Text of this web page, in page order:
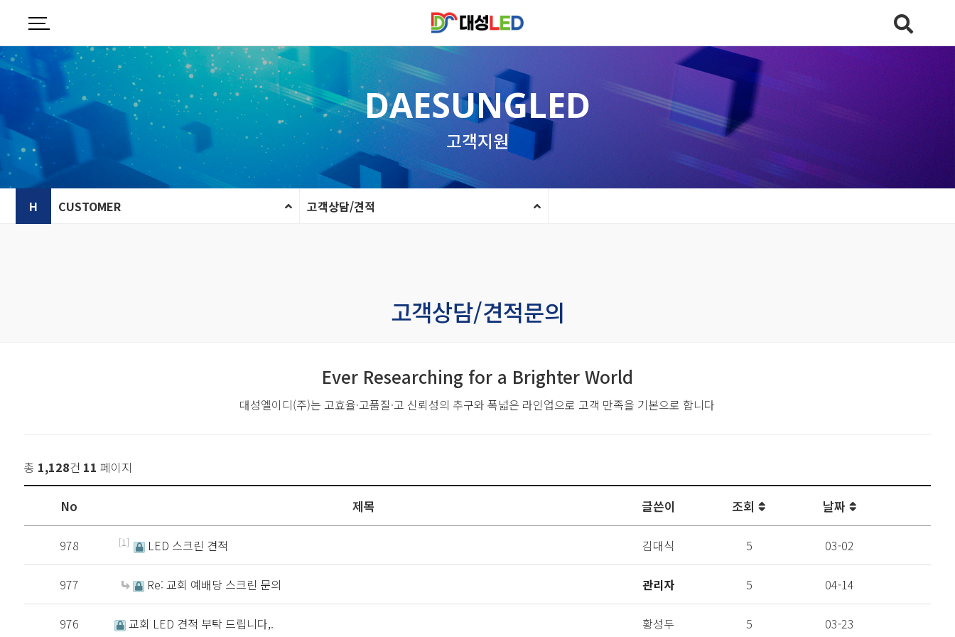
DAESUNGLED
고객지원
H CUSTOMER 고객상담/견적
고객상담/견적문의
Ever Researching for a Brighter World
대성엘이디(주)는 고효율·고품질·고 신뢰성의 추구와폭넓은 라인업으로 고객 만족을 기본으로 합니다
총 1,128건 11 페이지
No 제목 글쓴이 조회 날짜
978 LED 스크린 견적
[1] 김대식 5 03-02
977 Re: 교회 예배당 스크린 문의 관리자 5 04-14
976 교회 LED 견적 부탁 드립니다,. 황성두 5 03-23